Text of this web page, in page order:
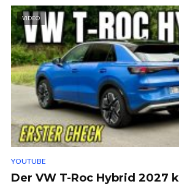
VIDEO
YOUTUBE
Der VW T-Roc Hybrid 2027